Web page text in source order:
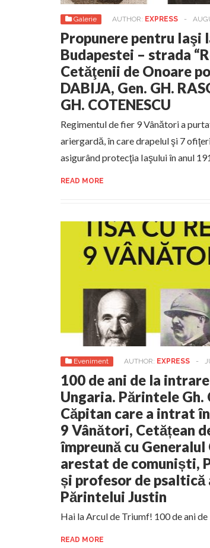
Galerie AUTHOR: EXPRESS -
Propunere pentru Iaşi
Budapestei – strada
Cetăţenii de Onoare
DABIJA, Gen. GH.
GH. COTENESCU
Regimentul de fier 9 Vânători a
ariergardă, în care drapelul şi 7
asigurând protecţia Iaşului în anul
READ MORE
Eveniment AUTHOR: EXPRESS -
100 de ani de la
Ungaria. Părintele
Căpitan care a intrat
9 Vânători, Cetățean
împreună cu
arestat de comuniști,
și profesor de
Părintelui Justin
Hai la Arcul de Triumf! 100 de ani
READ MORE